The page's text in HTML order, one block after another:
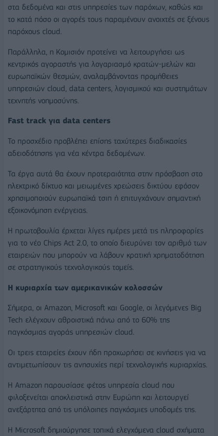
στα δεδομένα και στις υπηρεσίες των παρόχων, καθώς και
το κατά πόσο οι αγορές τους παραμένουν ανοιχτές σε ξένους
παρόχους cloud.
Παράλληλα, η Κομισιόν προτείνει να λειτουργήσει ως
κεντρικός αγοραστής για λογαριασμό κρατών-μελών και
ευρωπαϊκών θεσμών, αναλαμβάνοντας προμήθειες
υπηρεσιών cloud, data centers, λογισμικού και συστημάτων
τεχνητής νοημοσύνης.
Fast track για data centers
Το προσχέδιο προβλέπει επίσης ταχύτερες διαδικασίες
αδειοδότησης για νέα κέντρα δεδομένων.
Τα έργα αυτά θα έχουν προτεραιότητα στην πρόσβαση στο
ηλεκτρικό δίκτυο και μειωμένες χρεώσεις δικτύου εφόσον
χρησιμοποιούν ευρωπαϊκά τσιπ ή επιτυγχάνουν σημαντική
εξοικονόμηση ενέργειας.
Η πρωτοβουλία έρχεται λίγες ημέρες μετά τις πληροφορίες
για το νέο Chips Act 2.0, το οποίο διευρύνει τον αριθμό των
εταιρειών που μπορούν να λάβουν κρατική χρηματοδότηση
σε στρατηγικούς τεχνολογικούς τομείς.
Η κυριαρχία των αμερικανικών κολοσσών
Σήμερα, οι Amazon, Microsoft και Google, οι λεγόμενες Big
Tech ελέγχουν αθροιστικά πάνω από το 60% της
παγκόσμιας αγοράς υπηρεσιών cloud.
Οι τρεις εταιρείες έχουν ήδη προχωρήσει σε κινήσεις για να
αντιμετωπίσουν τις ανησυχίες περί τεχνολογικής κυριαρχίας.
Η Amazon παρουσίασε φέτος υπηρεσία cloud που
φιλοξενείται αποκλειστικά στην Ευρώπη και λειτουργεί
ανεξάρτητα από τις υπόλοιπες παγκόσμιες υποδομές της.
Η Microsoft δημιούργησε τοπικά ελεγχόμενα cloud σχήματα